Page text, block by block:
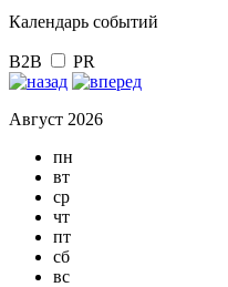
Календарь событий
B2B PR
Август 2026
пн
вт
ср
чт
пт
сб
вс